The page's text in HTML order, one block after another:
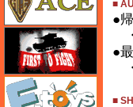
■
●
●
■